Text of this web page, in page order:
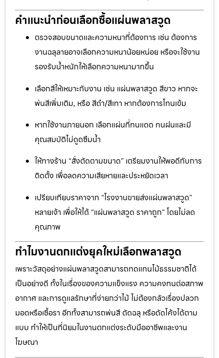
คำแนะนำก่อนเลือกซื้อแผ่นพลาสวูด
ตรวจสอบขนาดและความหนาที่ต้องการ เช่น ต้องการ
งานฉลุลายอาจเลือกความหนาน้อยหน่อย หรือจะใช้งาน
รองรับน้ำหนักให้เลือกความหนามากขึ้น
เลือกสีให้เหมาะกับงาน เช่น แผ่นพลาสวูด สีขาว หากจะ
พ่นสีเพิ่มเติม, หรือ สีดำ/สีเทา หากต้องการโทนเข้ม
หากใช้งานภายนอก เลือกแผ่นที่ทนแดด ทนฝนและมี
คุณสมบัติไม่ดูดซึมน้ำ
ให้ทางร้าน “สั่งตัดตามขนาด” เตรียมงานให้พอดีกับการ
ติดตั้ง เพื่อลดความเสียหายและประหยัดเวลา
เปรียบเทียบราคาจาก “โรงงานขายส่งแผ่นพลาสวูด”
หลายเจ้า เพื่อให้ได้ “แผ่นพลาสวูด ราคาถูก” โดยไม่ลด
คุณภาพ
ทำไมงานตกแต่งยุคใหม่เลือกพลาสวูด
เพราะวัสดุอย่างแผ่นพลาสวูดสามารถทดแทนไม้ธรรมชาติได้
เป็นอย่างดี ทั้งในเรื่องของความแข็งแรง ความคงทนต่อสภาพ
อากาศ และการดูแลรักษาที่ง่ายกว่าไม้ ไม่ต้องกลัวเรื่องปลวก
มอดหรือเชื้อรา อีกทั้งสามารถพ่นสี ตัดฉลุ หรือดัดโค้งได้ตาม
แบบ ทำให้เป็นที่นิยมในงานตกแต่งระดับมืออาชีพและงาน
โฆษณา